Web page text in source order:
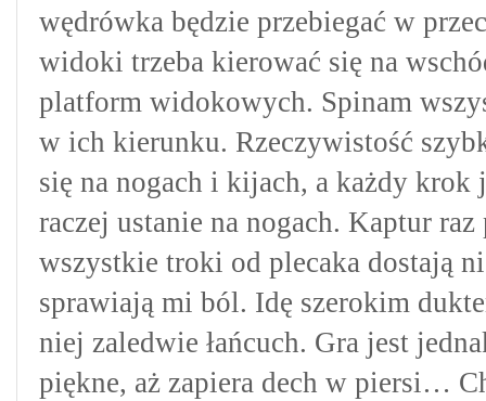
wędrówka będzie przebiegać w
widoki trzeba kierować się na
platform widokowych. Spinam
w ich kierunku. Rzeczywistość
się na nogach i kijach, a każdy
raczej ustanie na nogach. Kaptur
wszystkie troki od plecaka dostają
sprawiają mi ból. Idę szerokim
niej zaledwie łańcuch. Gra jest
piękne, aż zapiera dech w piersi…